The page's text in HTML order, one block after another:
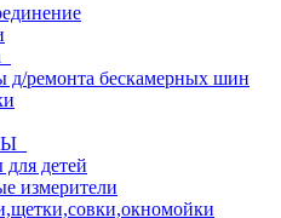
д/ремонта бескамерных шин
детей
измерители